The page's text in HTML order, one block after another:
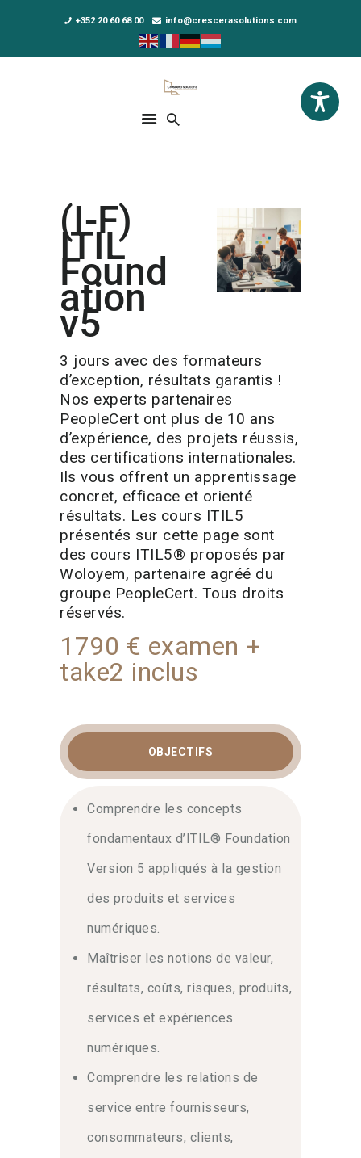
+352 20 60 68 00 info@crescerasolutions.com
Crescera Solutions
Solutions for your evolution
DPO AS A SERVICE
NOUS CONNAÎTRE
ACTUALITÉS
(I-F)
ITIL
Found
ation
v5
3 jours avec des formateurs
d’exception, résultats garantis !
Nos experts partenaires
PeopleCert ont plus de 10 ans
d’expérience, des projets réussis,
des certifications internationales.
Ils vous offrent un apprentissage
concret, efficace et orienté
résultats. Les cours ITIL5
présentés sur cette page sont
des cours ITIL5® proposés par
Woloyem, partenaire agréé du
groupe PeopleCert. Tous droits
réservés.
1790 € examen +
take2 inclus
FORMATION ITIL
FOUNDATION :
PILOTEZ LA GESTION
DES SERVICES
NUMÉRIQUES
En premier lieu, la
foundationest idéale pour les
gestion des produits et services
numériques. Elle s’adresse aux
OBJECTIFS
Comprendre les concepts
fondamentaux d’ITIL® Foundation
Version 5 appliqués à la gestion
des produits et services
numériques.
Maîtriser les notions de valeur,
résultats, coûts, risques, produits,
services et expériences
numériques.
Comprendre les relations de
service entre fournisseurs,
consommateurs, clients,